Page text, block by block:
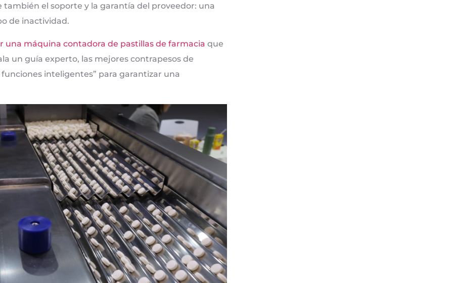
el soporte y la garantía del proveedor: una
de inactividad.
una máquina contadora de pastillas de farmacia que
un guía experto, las mejores contrapesos de
inteligentes” para garantizar una